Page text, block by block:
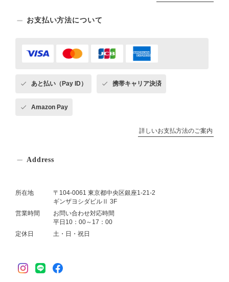
お支払い方法について
あと払い（Pay ID） 携帯キャリア決済
Amazon Pay
詳しいお支払方法のご案内
Address
所在地
〒104-0061 東京都中央区銀座1-21-2
ギンザヨシダビルⅡ 3F
営業時間
お問い合わせ対応時間
平日10：00～17：00
定休日
土・日・祝日